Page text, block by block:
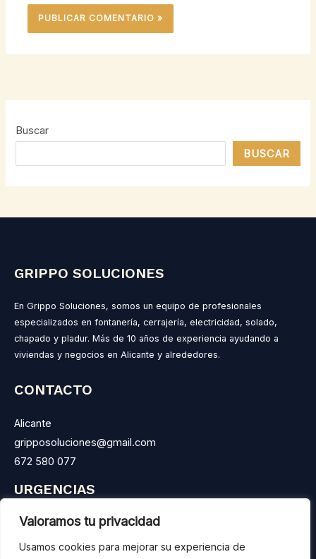
Valoramos tu privacidad
Usamos cookies para mejorar su experiencia de
Buscar
BUSCAR
GRIPPO SOLUCIONES
En Grippo Soluciones, somos un equipo de profesionales
especializados en fontanería, cerrajería, electricidad, solado,
chapado y pladur. Más de 10 años de experiencia ayudando a
viviendas y negocios en Alicante y alrededores.
CONTACTO
Alicante
gripposoluciones@gmail.com
672 580 077
URGENCIAS
LLámanos las 24 horas del día y te atenderemos.
Atendemos urgencias con rapidez y profesionalidad.